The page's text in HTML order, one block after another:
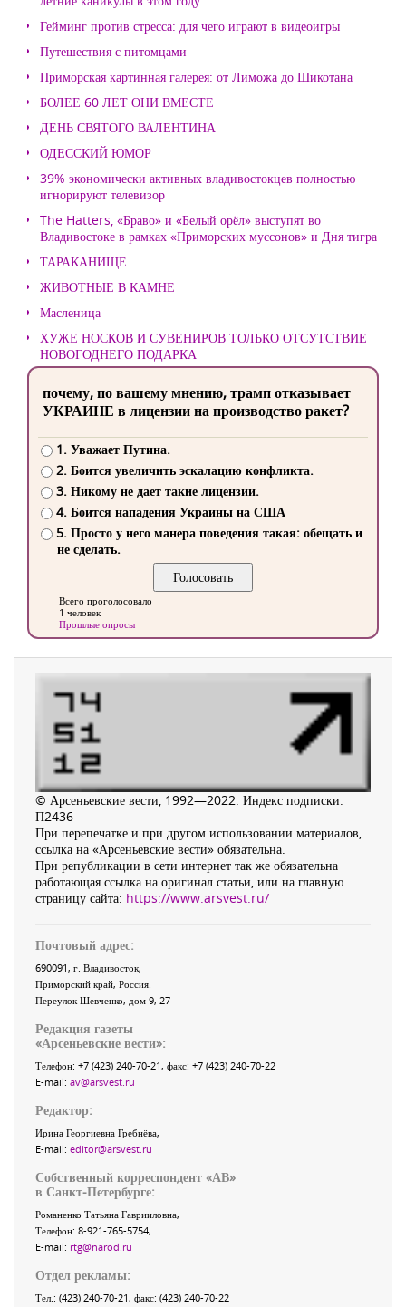
Гейминг против стресса: для чего играют в видеоигры
Путешествия с питомцами
Приморская картинная галерея: от Лиможа до Шикотана
БОЛЕЕ 60 ЛЕТ ОНИ ВМЕСТЕ
ДЕНЬ СВЯТОГО ВАЛЕНТИНА
ОДЕССКИЙ ЮМОР
39% экономически активных владивостокцев полностью
игнорируют телевизор
The Hatters, «Браво» и «Белый орёл» выступят во
Владивостоке в рамках «Приморских муссонов» и Дня тигра
ТАРАКАНИЩЕ
ЖИВОТНЫЕ В КАМНЕ
Масленица
ХУЖЕ НОСКОВ И СУВЕНИРОВ ТОЛЬКО ОТСУТСТВИЕ
НОВОГОДНЕГО ПОДАРКА
почему, по вашему мнению, трамп отказывает
УКРАИНЕ в лицензии на производство ракет?
1. Уважает Путина.
2. Боится увеличить эскалацию конфликта.
3. Никому не дает такие лицензии.
4. Боится нападения Украины на США
5. Просто у него манера поведения такая: обещать и
не сделать.
Всего проголосовало
1 человек
Прошлые опросы
© Арсеньевские вести, 1992—2022. Индекс подписки:
П2436
При перепечатке и при другом использовании материалов,
ссылка на «Арсеньевские вести» обязательна.
При републикации в сети интернет так же обязательна
работающая ссылка на оригинал статьи, или на главную
страницу сайта: https://www.arsvest.ru/
Почтовый адрес:
690091, г. Владивосток,
Приморский край, Россия
Переулок Шевченко, дом 9, 27
Редакция газеты
«Арсеньевские вести»:
Телефон: +7 (423) 240-70-21, факс: +7 (423) 240-70-22
E-mail: av@arsvest.ru
Редактор:
Ирина Георгиевна Гребнёва,
E-mail: editor@arsvest.ru
Собственный корреспондент «АВ»
в Санкт-Петербурге:
Романенко Татьяна Гаврииловна,
Телефон: 8-921-765-5754,
E-mail: rtg@narod.ru
Отдел рекламы:
Тел.: (423) 240-70-21, факс: (423) 240-70-22